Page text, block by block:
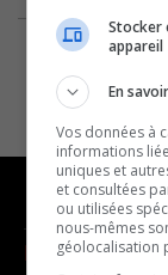
NOUVELLES
Stocker
appareil
En
Vos données à
informations
uniques et
et consultées
ou utilisées
nous-mêmes
géolocalisation